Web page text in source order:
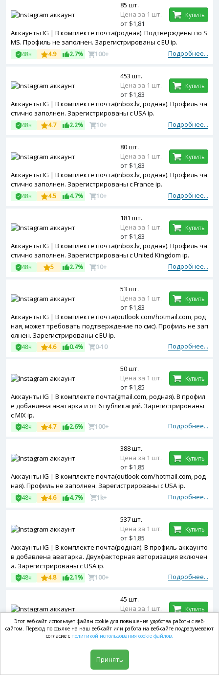
Аккаунты IG | В комплекте почта(родная). Подтверждены по S
MS. Профиль не заполнен. Зарегистрированы с EU ip.
Подробнее...
48ч 4.9 2.7% 100+
85 шт.
Цена за 1 шт.
от $1,81
Купить
Аккаунты IG | В комплекте почта(inbox.lv, родная). Профиль ча
стично заполнен. Зарегистрированы с USA ip.
Подробнее...
48ч 4.7 2.2% 10+
453 шт.
Цена за 1 шт.
от $1,83
Купить
Аккаунты IG | В комплекте почта(inbox.lv, родная). Профиль ча
стично заполнен. Зарегистрированы с France ip.
Подробнее...
48ч 4.5 4.7% 10+
80 шт.
Цена за 1 шт.
от $1,83
Купить
Аккаунты IG | В комплекте почта(inbox.lv, родная). Профиль ча
стично заполнен. Зарегистрированы с United Kingdom ip.
Подробнее...
48ч 5 2.7% 10+
181 шт.
Цена за 1 шт.
от $1,83
Купить
Аккаунты IG | В комплекте почта(outlook.com/hotmail.com, род
ная, может требовать подтверждение по смс). Профиль не зап
олнен. Зарегистрированы с EU ip.
Подробнее...
48ч 4.6 0.4% 0-10
53 шт.
Цена за 1 шт.
от $1,83
Купить
Аккаунты IG | В комплекте почта(gmail.com, родная). В профил
е добавлена аватарка и от 6 публикаций. Зарегистрированы
с MIX ip.
Подробнее...
48ч 4.7 2.6% 100+
50 шт.
Цена за 1 шт.
от $1,85
Купить
Аккаунты IG | В комплекте почта(outlook.com/hotmail.com, род
ная). Профиль не заполнен. Зарегистрированы с USA ip.
Подробнее...
48ч 4.6 4.7% 1k+
388 шт.
Цена за 1 шт.
от $1,85
Купить
Аккаунты IG | В комплекте почта(родная). В профиль аккаунто
в добавлена аватарка. Двухфакторная авторизация включен
а. Зарегистрированы с USA ip.
Подробнее...
48ч 4.8 2.1% 100+
537 шт.
Цена за 1 шт.
от $1,85
Купить
Аккаунты IG | В комплекте почта(inbox.lv, родная). Профиль не
заполнен. Зарегистрированы с MIX ip.
10+
45 шт.
Цена за 1 шт.
Купить
408 шт.
Этот веб-сайт использует файлы cookie для повышения удобства работы с веб-
сайтом. Переход по ссылке на наш веб-сайт или работа на веб-сайте подразумевают
согласие с политикой использования cookie файлов.
Принять